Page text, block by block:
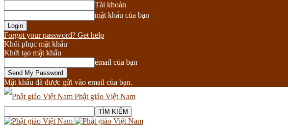
Tài khoản
mật khẩu của bạn
Forgot your password? Get help
Khôi phục mật khẩu
Khởi tạo mật khẩu
email của bạn
Mật khẩu đã được gửi vào email của bạn.
Phật giáo Việt Nam